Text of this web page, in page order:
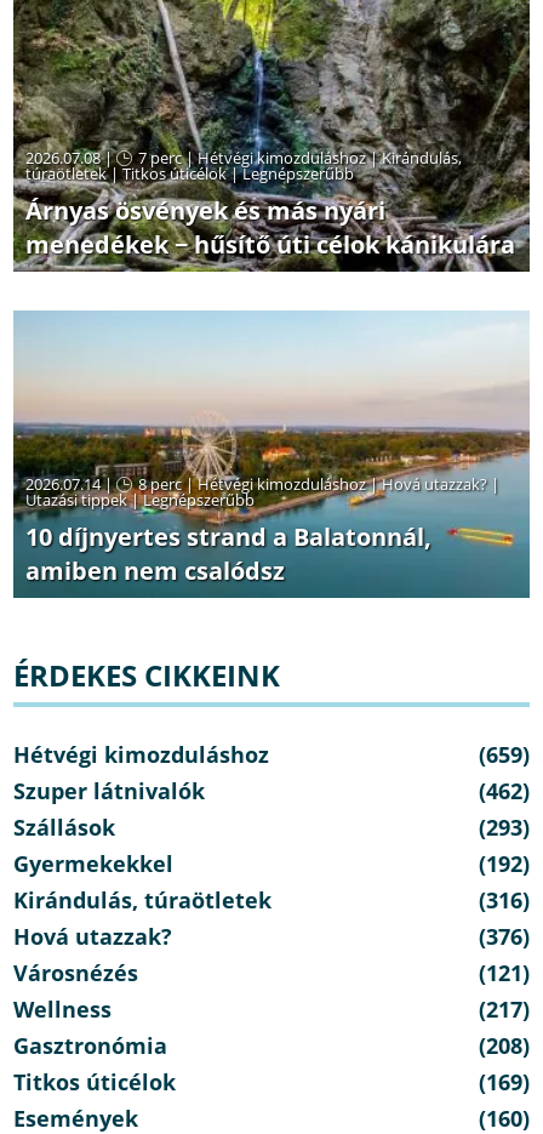
2026.07.08 | 7 perc|Hétvégi kimozduláshoz|Kirándulás,
túraötletek|Titkos úticélok|Legnépszerűbb
Árnyas ösvények és más nyári
menedékek − hűsítő úti célok kánikulára
2026.07.14 | 8 perc|Hétvégi kimozduláshoz|Hová utazzak? |
Utazási tippek|Legnépszerűbb
10 díjnyertes strand a Balatonnál,
amiben nem csalódsz
ÉRDEKES CIKKEINK
Hétvégi kimozduláshoz
(659)
Szuper látnivalók
(462)
Szállások
(293)
Gyermekekkel
(192)
Kirándulás, túraötletek
(316)
Hová utazzak?
(376)
Városnézés
(121)
Wellness
(217)
Gasztronómia
(208)
Titkos úticélok
(169)
Események
(160)